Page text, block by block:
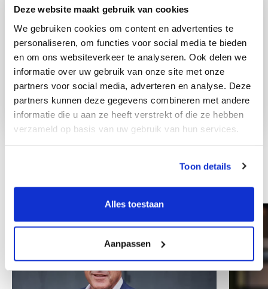
Deze website maakt gebruik van cookies
We gebruiken cookies om content en advertenties te
personaliseren, om functies voor social media te bieden
en om ons websiteverkeer te analyseren. Ook delen we
informatie over uw gebruik van onze site met onze
partners voor social media, adverteren en analyse. Deze
partners kunnen deze gegevens combineren met andere
informatie die u aan ze heeft verstrekt of die ze hebben
verzameld op basis van uw gebruik van hun services.
Toon details
Alles toestaan
Aanpassen